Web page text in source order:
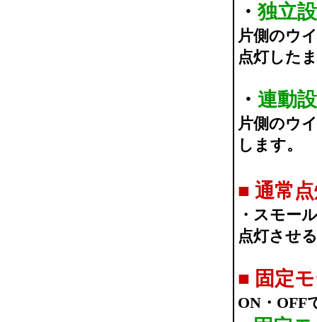
・独立
片側のウ
点灯した
・ 連動
片側のウ
します。
■ 通常
・スモー
点灯させ
■ 固定
ON・OFF